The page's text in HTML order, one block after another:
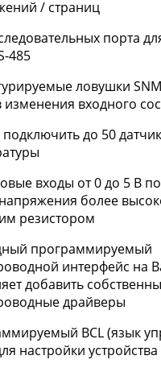
/ страниц
порта
485
ловушки
изменения входного
до 50
входы от 0 до 5 В
более
резистором
программируемый
интерфейс на
добавить
драйверы
BCL (язык
настройки устройства